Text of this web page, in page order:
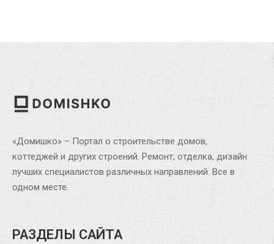
«Домишко» – Портал о строительстве домов,
коттеджей и других строений. Ремонт, отделка, дизайн
лучших специалистов различных направлений. Все в
одном месте.
РАЗДЕЛЫ САЙТА